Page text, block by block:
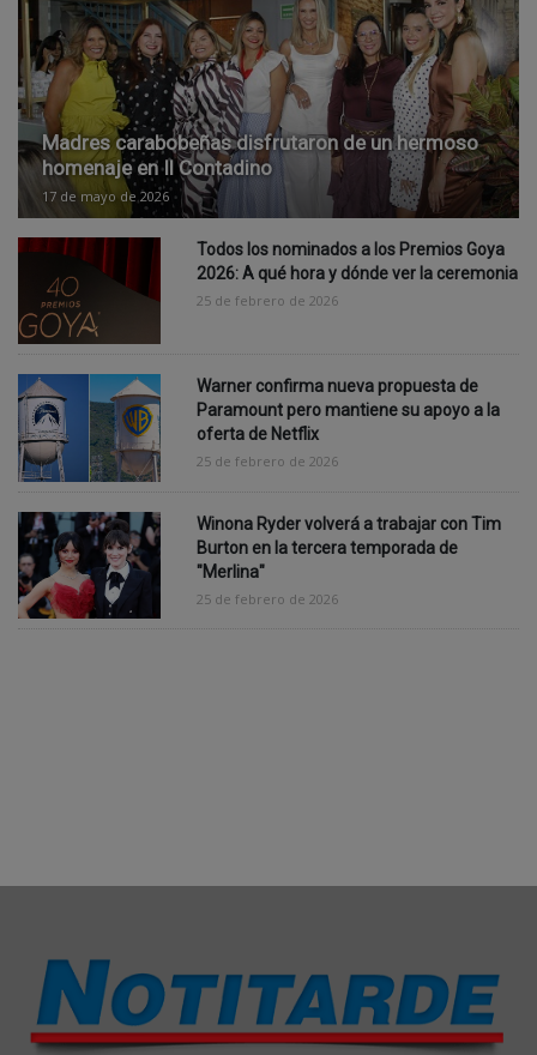
Madres carabobeñas disfrutaron de un hermoso
homenaje en Il Contadino
17 de mayo de 2026
25 de febrero de 2026
oferta de Netflix
25 de febrero de 2026